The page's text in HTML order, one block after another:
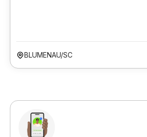
BLUMENAU/SC